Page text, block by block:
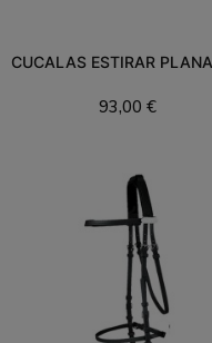
93,00 €
Añadir al carrito